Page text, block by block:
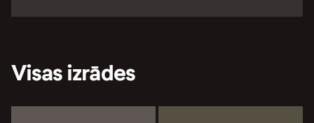
Visas izrādes